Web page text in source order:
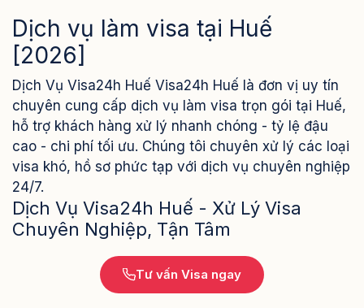
Dịch vụ làm visa tại Huế
[2026]
Dịch Vụ Visa24h Huế Visa24h Huế là đơn vị uy tín
chuyên cung cấp dịch vụ làm visa trọn gói tại Huế,
hỗ trợ khách hàng xử lý nhanh chóng - tỷ lệ đậu
cao - chi phí tối ưu. Chúng tôi chuyên xử lý các loại
visa khó, hồ sơ phức tạp với dịch vụ chuyên nghiệp
24/7.
Dịch Vụ Visa24h Huế - Xử Lý Visa
Chuyên Nghiệp, Tận Tâm
Tư vấn Visa ngay